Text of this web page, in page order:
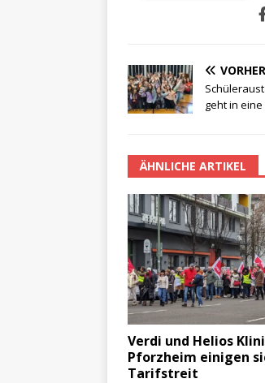
geht in
ÄHNLICHE ARTIKEL
Verdi und Helios
Pforzheim einigen
Tarifstreit